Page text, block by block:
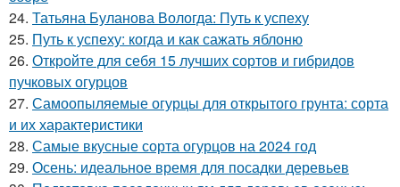
24. Татьяна Буланова Вологда: Путь к успеху
25. Путь к успеху: когда и как сажать яблоню
26. Откройте для себя 15 лучших сортов и гибридов
пучковых огурцов
27. Самоопыляемые огурцы для открытого грунта: сорта
и их характеристики
28. Самые вкусные сорта огурцов на 2024 год
29. Осень: идеальное время для посадки деревьев